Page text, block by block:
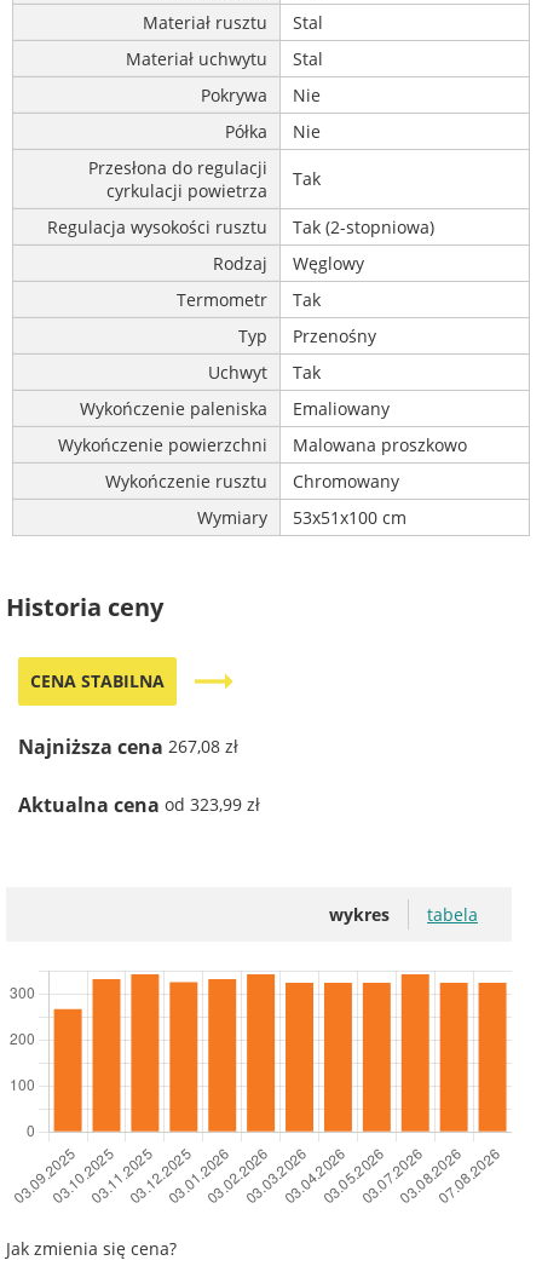
Materiał rusztu
Stal
Materiał uchwytu
Stal
Pokrywa
Nie
Półka
Nie
Przesłona do regulacji
cyrkulacji powietrza
Tak
Regulacja wysokości rusztu
Tak (2-stopniowa)
Rodzaj
Węglowy
Termometr
Tak
Typ
Przenośny
Uchwyt
Tak
Wykończenie paleniska
Emaliowany
Wykończenie powierzchni
Malowana proszkowo
Wykończenie rusztu
Chromowany
Wymiary
53x51x100 cm
Historia ceny
CENA STABILNA trending_flat
Najniższa cena 267,08 zł
Aktualna cena od 323,99 zł
wykres tabela
Jak zmienia się cena?